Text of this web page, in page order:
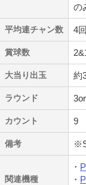
の
平均連チャン数 4回
賞球数
大当り出玉 約
ラウンド
カウント 9
備考
関連機種